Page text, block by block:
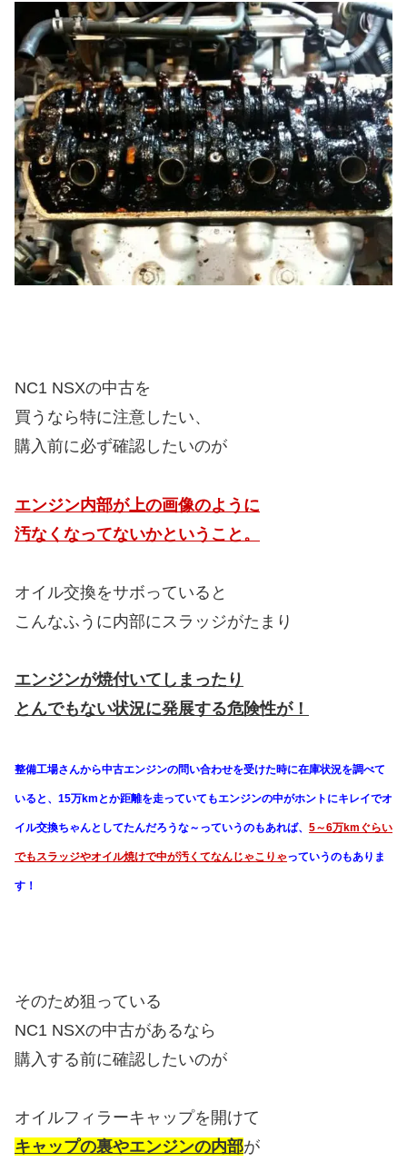
NC1 NSXの中古を
買うなら特に注意したい、
購入前に必ず確認したいのが
エンジン内部が上の画像のように
汚なくなってないかということ。
オイル交換をサボっていると
こんなふうに内部にスラッジがたまり
エンジンが焼付いてしまったり
とんでもない状況に発展する危険性が！
整備工場さんから中古エンジンの問い合わせを受けた時に在庫状況を調べて
いると、15万kmとか距離を走っていてもエンジンの中がホントにキレイでオ
イル交換ちゃんとしてたんだろうな～っていうのもあれば、 5～6万kmぐらい
でもスラッジやオイル焼けで中が汚くてなんじゃこりゃっていうのもありま
す！
そのため狙っている
NC1 NSXの中古があるなら
購入する前に確認したいのが
オイルフィラーキャップを開けて
キャップの裏やエンジンの内部が